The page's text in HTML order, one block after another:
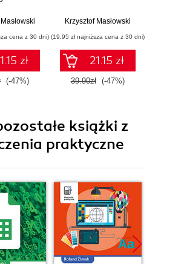
cena z 30 dni)
zł
(-47%)
Krzysztof Masłowski
(19,95 zł najniższa cena z 30 dni)
21.15 zł
39.90zł (-47%)
książki z
praktyczne